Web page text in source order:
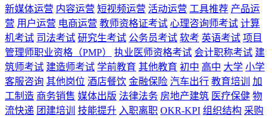
新媒体运营 内容运营 短视频运营 活动运营 工具推荐 产品运
营 用户运营 电商运营 教师资格证考试 心理咨询师考试 计算
机考试 司法考试 研究生考试 公务员考试 软考 英语考试 项目
管理师职业资格（PMP）
执业医师资格考试 会计职称考试 建
筑师考试 建造师考试 学前教育 其他教育 初中 高中 大学 小学
客服咨询 其他岗位 酒店餐饮 金融保险 汽车出行 教育培训
加
工制造 商务销售 媒体出版 法律法务 房地产建筑 医疗保健 物
流快递 团建培训 技能提升 入职离职 OKR-KPI 组织结构 采购